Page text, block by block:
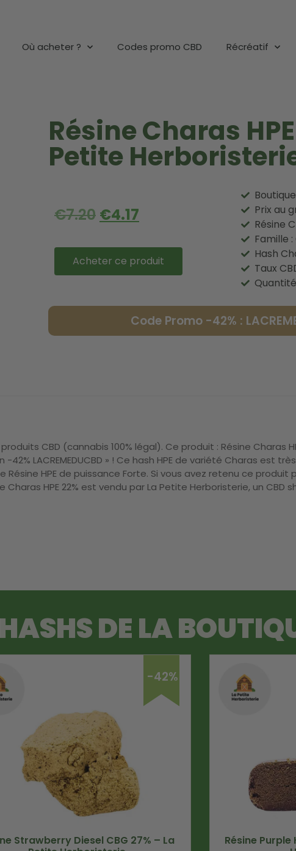
Où acheter ? Codes promo CBD Récréatif
Résine Charas
Petite
€7.20 €4.17
Acheter ce produit
Prix au
Résine
Famille
Hash
Taux
Quantité
Code Promo -42% :
CBD (cannabis 100% légal). Ce produit : Résine Charas
LACREMEDUCBD » ! Ce hash HPE de variété Charas est
HPE de puissance Forte. Si vous avez retenu ce produit
HPE 22% est vendu par La Petite Herboristerie, un CBD
DE LA
-42%
Strawberry Diesel CBG 27% – La
Résine Purple